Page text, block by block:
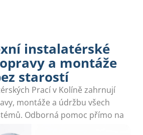
instalatérské
a montáže
starostí
Prací v Kolíně zahrnují
montáže a údržbu všech
Odborná pomoc přímo na